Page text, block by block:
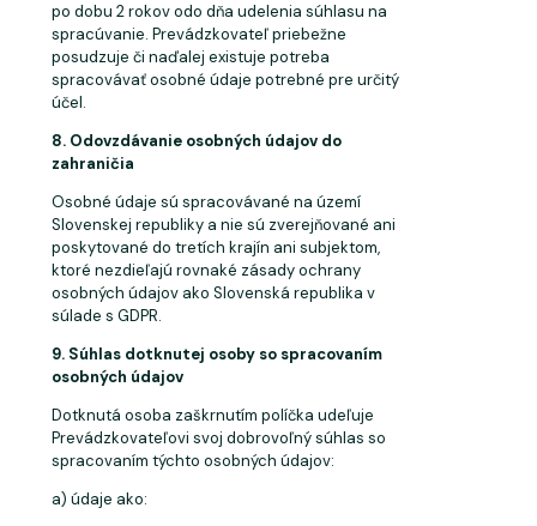
po dobu 2 rokov odo dňa udelenia súhlasu na
spracúvanie. Prevádzkovateľ priebežne
posudzuje či naďalej existuje potreba
spracovávať osobné údaje potrebné pre určitý
účel.
8. Odovzdávanie osobných údajov do
zahraničia
Osobné údaje sú spracovávané na území
Slovenskej republiky a nie sú zverejňované ani
poskytované do tretích krajín ani subjektom,
ktoré nezdieľajú rovnaké zásady ochrany
osobných údajov ako Slovenská republika v
súlade s GDPR.
9. Súhlas dotknutej osoby so spracovaním
osobných údajov
Dotknutá osoba zaškrnutím políčka udeľuje
Prevádzkovateľovi svoj dobrovoľnýsúhlas so
spracovaním týchto osobných údajov:
a) údaje ako: